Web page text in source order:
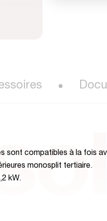
sont compatibles à la fois
monosplit tertiaire.
kW.